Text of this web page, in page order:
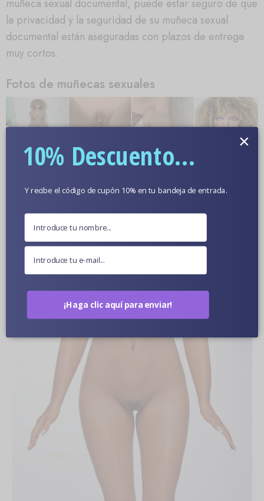
muñeca sexual documental, puede estar seguro de que
la privacidad y la seguridad de su muñeca sexual
documental están aseguradas con plazos de entrega
muy cortos.
Fotos de muñecas sexuales
Más información
Color De Piel Opcional
Fotos De Muñecas En Primer Plano
10% Descuento...
Y recibe el código de cupón 10% en tu bandeja de entrada.
¡Haga clic aquí para enviar!
×